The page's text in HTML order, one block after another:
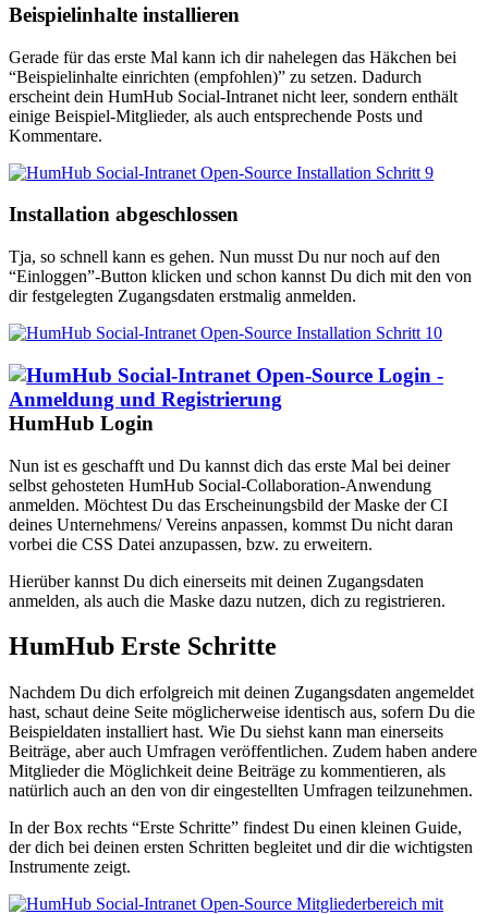
Beispielinhalte installieren
Gerade für das erste Mal kann ich dir nahelegen das Häkchen bei
“Beispielinhalte einrichten (empfohlen)” zu setzen. Dadurch
erscheint dein HumHub Social-Intranet nicht leer, sondern enthält
einige Beispiel-Mitglieder, als auch entsprechende Posts und
Kommentare.
Installation abgeschlossen
Tja, so schnell kann es gehen. Nun musst Du nur noch auf den
“Einloggen”-Button klicken und schon kannst Du dich mit den von
dir festgelegten Zugangsdaten erstmalig anmelden.
HumHub Login
Nun ist es geschafft und Du kannst dich das erste Mal bei deiner
selbst gehosteten HumHub Social-Collaboration-Anwendung
anmelden. Möchtest Du das Erscheinungsbild der Maske der CI
deines Unternehmens/ Vereins anpassen, kommst Du nicht daran
vorbei die CSS Datei anzupassen, bzw. zu erweitern.
Hierüber kannst Du dich einerseits mit deinen Zugangsdaten
anmelden, als auch die Maske dazu nutzen, dich zu registrieren.
HumHub Erste Schritte
Nachdem Du dich erfolgreich mit deinen Zugangsdaten angemeldet
hast, schaut deine Seite möglicherweise identisch aus, sofern Du die
Beispieldaten installiert hast. Wie Du siehst kann man einerseits
Beiträge, aber auch Umfragen veröffentlichen. Zudem haben andere
Mitglieder die Möglichkeit deine Beiträge zu kommentieren, als
natürlich auch an den von dir eingestellten Umfragen teilzunehmen.
In der Box rechts “Erste Schritte” findest Du einen kleinen Guide,
der dich bei deinen ersten Schritten begleitet und dir die wichtigsten
Instrumente zeigt.